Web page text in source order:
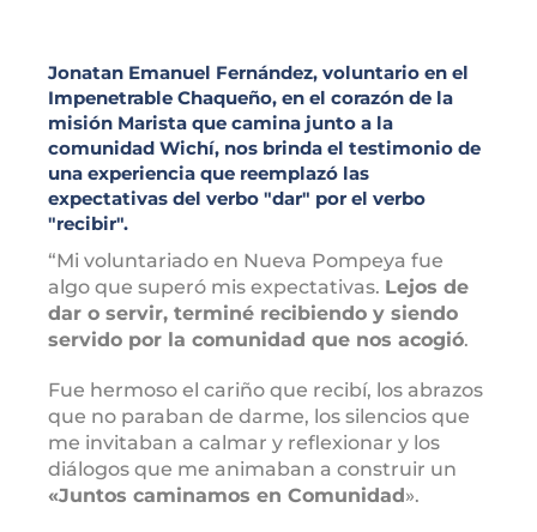
Jonatan Emanuel Fernández, voluntario en el
Impenetrable Chaqueño, en el corazón de la
misión Marista que camina junto a la
comunidad Wichí, nos brinda el testimonio de
una experiencia que reemplazó las
expectativas del verbo "dar" por el verbo
"recibir".
“Mi voluntariado en Nueva Pompeya fue
algo que superó mis expectativas. Lejos de
dar o servir, terminé recibiendo y siendo
servido por la comunidad que nos acogió.
Fue hermoso el cariño que recibí, los abrazos
que no paraban de darme, los silencios que
me invitaban a calmar y reflexionar y los
diálogos que me animaban a construir un
«Juntos caminamos en Comunidad».